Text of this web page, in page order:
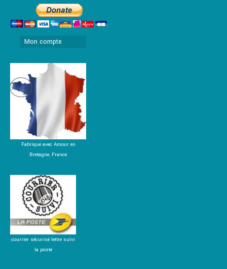
Mon compte
Fabriqué avec Amour en
Bretagne, France
courrier sécurisé lettre suivi
la poste